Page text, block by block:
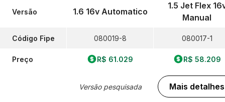
Versão
Código Fipe
Preço
1.6 16v Automatico
080019-8
R$ 61.029
Versão pesquisada
1.5 Jet Flex
Manual
080017-1
R$ 58.209
Mais detalhes